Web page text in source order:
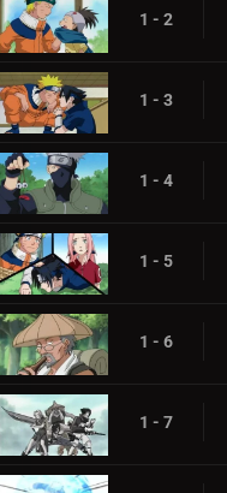
1 - 2
1 - 3
1 - 4
1 - 5
1 - 6
1 - 7